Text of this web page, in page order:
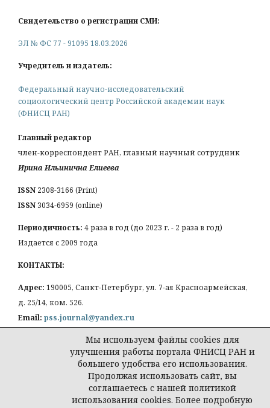
Свидетельство о регистрации СМИ:
ЭЛ № ФС 77 - 91095 18.03.2026
Учредитель и издатель:
Федеральный научно-исследовательский
социологический центр Российской академии наук
(ФНИСЦ РАН)
Главный редактор
член-корреспондент РАН, главный научный сотрудник
Ирина Ильинична Елиеева
ISSN 2308-3166 (Print)
ISSN3034-6959 (online)
Периодичность: 4 раза в год (до 2023 г. - 2 раза в год)
Издается с 2009 года
КОНТАКТЫ:
Адрес: 190005, Санкт-Петербург, ул. 7-ая Красноармейская,
д. 25/14, ком. 526.
Email: pss.journal@yandex.ru
Политика конфиденциальности персональных
Мы используем файлы cookies для
улучшения работы портала ФНИСЦ РАН и
большего удобства его использования.
Продолжая использовать сайт, вы
соглашаетесь с нашей политикой
использования cookies. Более подробную